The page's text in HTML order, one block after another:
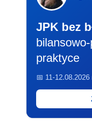
JPK bez
praktyce
📅 11-12.08.2026